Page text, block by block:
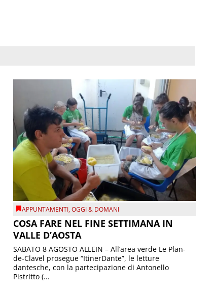
APPUNTAMENTI,OGGI & DOMANI
COSA FARE NEL FINE SETTIMANA IN
VALLE D’AOSTA
SABATO 8 AGOSTO ALLEIN – All’area verde Le Plan-
de-Clavel prosegue “ItinerDante”, le letture
dantesche, con la partecipazione di Antonello
Pistritto (...